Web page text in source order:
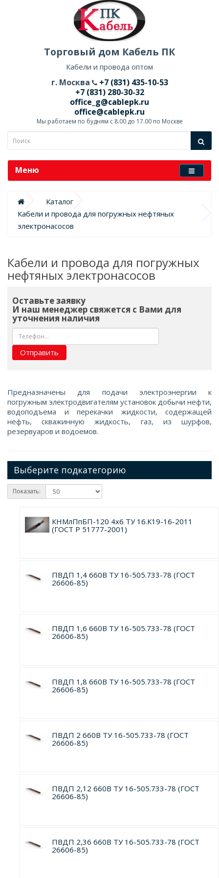
Торговый дом Кабель ПК
Кабели и провода оптом
г. Москва
+7 (831) 435-10-53
+7 (831) 280-30-32
office_g@cablepk.ru
office@cablepk.ru
Мы работаем по будням с 8.00 до 17.00 по Москве
Меню
Каталог
Кабели и провода для погружных нефтяных
электронасосов
Кабели и провода для погружных
нефтяных электронасосов
Оставьте заявку
И наш менеджер свяжется с Вами для
уточнения наличия
Отправить
Предназначены для подачи электроэнергии к
погружным электродвигателям установок добычи нефти,
водоподъема и перекачки жидкости, содержащей
нефть, скважинную жидкость, газ, из шурфов,
резервуаров и водоемов.
Выберите подкатегорию
Показать:
КНМлПпБП-120 4х6 ТУ 16.К19-16-2011
(ГОСТ Р 51777-2001)
ПВДП 1,4 660В ТУ 16-505.733-78 (ГОСТ
26606-85)
ПВДП 1,6 660В ТУ 16-505.733-78 (ГОСТ
26606-85)
ПВДП 1,8 660В ТУ 16-505.733-78 (ГОСТ
26606-85)
ПВДП 2 660В ТУ 16-505.733-78 (ГОСТ
26606-85)
ПВДП 2,12 660В ТУ 16-505.733-78 (ГОСТ
26606-85)
ПВДП 2,36 660В ТУ 16-505.733-78 (ГОСТ
26606-85)